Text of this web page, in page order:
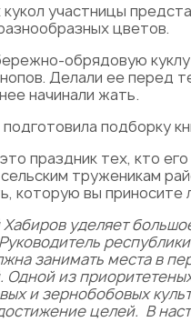
участницы
цветов.
обрядовую
Делали ее перед
начинали жать.
подборку
праздник тех, кто
труженикам
которую вы приносите
Хабиров уделяет
занимать места в
Одной из
и зернобобовых
целей. В